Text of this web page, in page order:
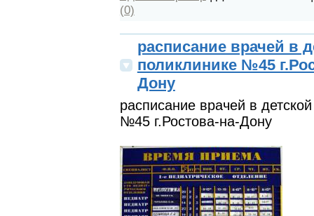
(0)
расписание врачей в
поликлинике №45
Дону
расписание врачей в
№45 г.Ростова-на-Дону